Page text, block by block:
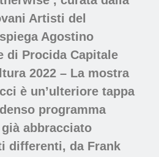
Artisti del
Agostino
di Procida Capitale
2022 – La mostra
è un’ulteriore tappa
programma
abbracciato
differenti, da Frank